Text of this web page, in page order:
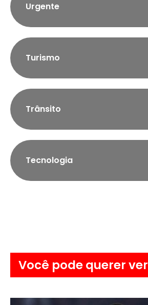
Urgente
Turismo
Trânsito
Tecnologia
Você pode querer ver